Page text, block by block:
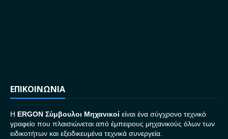
ΕΠΙΚΟΙΝΩΝΙΑ
H ERGON Σύμβουλοι Μηχανικοί είναι ένα σύγχρονο τεχνικό
γραφείο που πλαισιώνεται από έμπειρους μηχανικούς όλων των
ειδικοτήτων και εξειδικευμένα τεχνικά συνεργεία.